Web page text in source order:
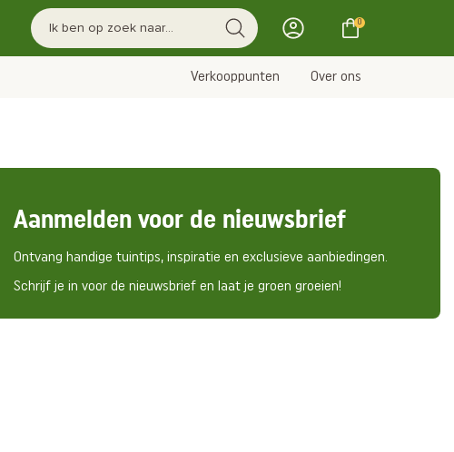
0
Verkooppunten Over ons
Aanmelden voor de nieuwsbrief
Ontvang handige tuintips, inspiratie en exclusieve aanbiedingen.
Schrijf je in voor de nieuwsbrief en laat je groen groeien!